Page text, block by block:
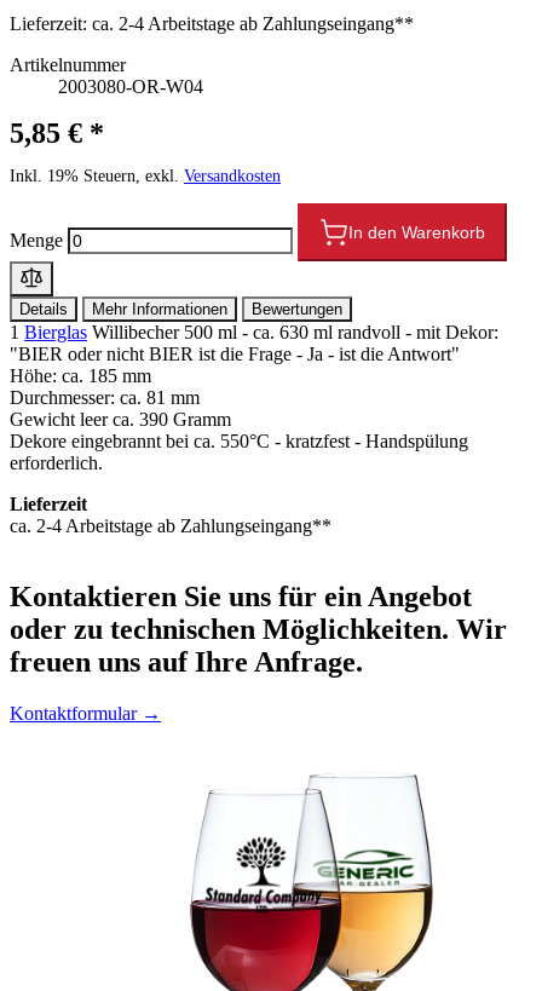
Lieferzeit: ca. 2-4 Arbeitstage ab Zahlungseingang**
Artikelnummer
2003080-OR-W04
5,85 € *
Inkl. 19% Steuern, exkl. Versandkosten
Menge In den Warenkorb
Details Mehr Informationen Bewertungen
1 Bierglas Willibecher 500 ml - ca. 630 ml randvoll - mit Dekor:
"BIER oder nicht BIER ist die Frage - Ja - ist die Antwort"
Höhe: ca. 185 mm
Durchmesser: ca. 81 mm
Gewicht leer ca. 390 Gramm
Dekore eingebrannt bei ca. 550°C - kratzfest - Handspülung
erforderlich.
Lieferzeit
ca. 2-4 Arbeitstage ab Zahlungseingang**
Kontaktieren Sie uns für ein Angebot
oder zu technischen Möglichkeiten. Wir
freuen uns auf Ihre Anfrage.
Kontaktformular →